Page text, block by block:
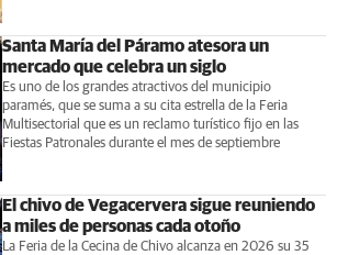
Santa María del Páramo atesora un
mercado que celebra un siglo
Es uno de los grandes atractivos del municipio
paramés, que se suma a su cita estrella de la Feria
Multisectorial que es un reclamo turístico fijo en las
Fiestas Patronales durante el mes de septiembre
El chivo de Vegacervera sigue reuniendo
a miles de personas cada otoño
La Feria de la Cecina de Chivo alcanza en 2026 su 35